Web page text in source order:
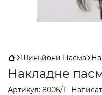
Шиньйони Пасма
Накладне
Артикул: 8006/1